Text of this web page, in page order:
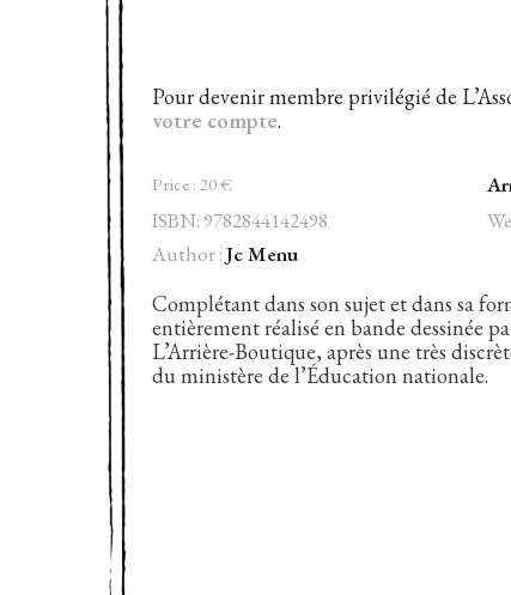
Pour devenir membre privilégié de
votre compte.
Price : 20€
ISBN: 9782844142498
Author :Jc Menu
Complétant dans son sujet et dans sa
entièrement réalisé en bande dessinée
L’Arrière-Boutique, après une très
du ministère de l’Éducation nationale.